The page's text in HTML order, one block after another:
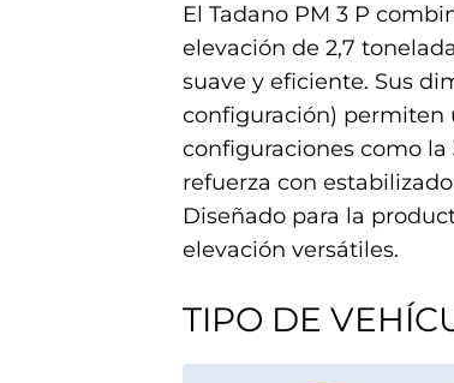
El Tadano PM 3 P
elevación de 2,7
suave y eficiente. Sus
configuración) permiten
configuraciones como la
refuerza con
Diseñado para la
elevación versátiles.
TIPO DE